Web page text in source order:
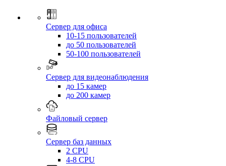
Сервер для офиса
10-15 пользователей
до 50 пользователей
50-100 пользователей
Сервер для видеонаблюдения
до 15 камер
до 200 камер
Файловый сервер
Сервер баз данных
2 CPU
4-8 CPU